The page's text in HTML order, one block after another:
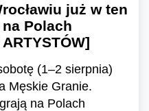
już w ten
Polach
(1–2 sierpnia)
Męskie Granie.
na Polach